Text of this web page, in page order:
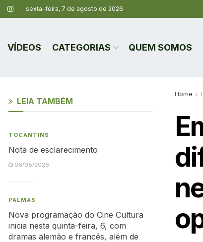
sexta-feira, 7 de agosto de 2026.
VÍDEOS CATEGORIAS QUEM SOMOS
Home
LEIA TAMBÉM
TOCANTINS
Nota de esclarecimento
06/08/2026
PALMAS
Nova programação do Cine Cultura
inicia nesta quinta-feira, 6, com
dramas alemão e francês, além de